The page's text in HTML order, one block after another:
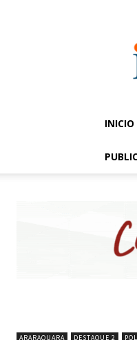
INICIO
ARARAQUARA DESTAQUE 2